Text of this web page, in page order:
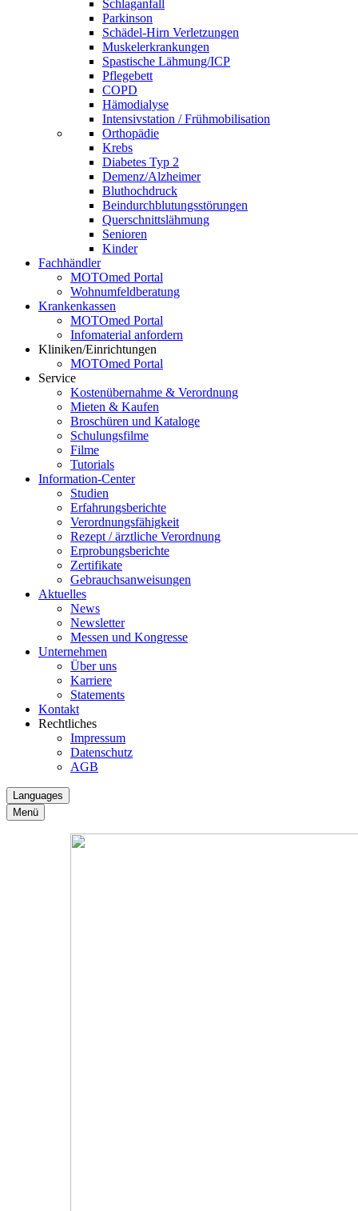
Schlaganfall
Parkinson
Schädel-Hirn Verletzungen
Muskelerkrankungen
Spastische Lähmung/ICP
Pflegebett
COPD
Hämodialyse
Intensivstation / Frühmobilisation
Orthopädie
Krebs
Diabetes Typ 2
Demenz/Alzheimer
Bluthochdruck
Beindurchblutungsstörungen
Querschnittslähmung
Senioren
Kinder
Fachhändler
MOTOmed Portal
Wohnumfeldberatung
Krankenkassen
MOTOmed Portal
Infomaterial anfordern
Kliniken/Einrichtungen
MOTOmed Portal
Service
Kostenübernahme & Verordnung
Mieten & Kaufen
Broschüren und Kataloge
Schulungsfilme
Filme
Tutorials
Information-Center
Studien
Erfahrungsberichte
Verordnungsfähigkeit
Rezept / ärztliche Verordnung
Erprobungsberichte
Zertifikate
Gebrauchsanweisungen
Aktuelles
News
Newsletter
Messen und Kongresse
Unternehmen
Über uns
Karriere
Statements
Kontakt
Rechtliches
Impressum
Datenschutz
AGB
Languages
Menü